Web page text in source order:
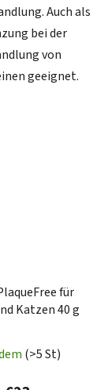
Auch als
bei der
von
geeignet.
für
Katzen 40 g
(>5 St)